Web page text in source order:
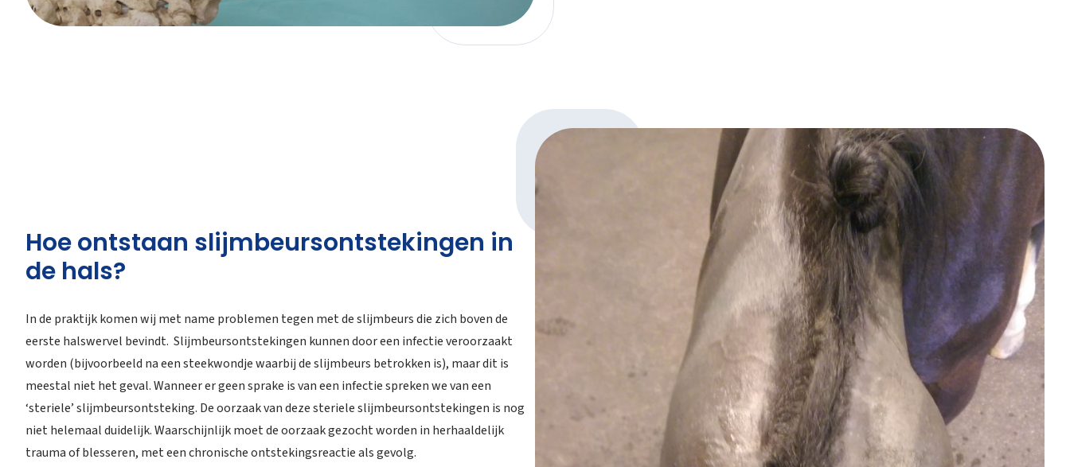
Hoe ontstaan slijmbeursontstekingen in
de hals?
In de praktijk komen wij met name problemen tegen met de slijmbeurs die zich boven de
eerste halswervel bevindt. Slijmbeursontstekingen kunnen door een infectie veroorzaakt
worden (bijvoorbeeld na een steekwondje waarbij de slijmbeurs betrokken is), maar dit is
meestal niet het geval. Wanneer er geen sprake is van een infectie spreken we van een
‘steriele’ slijmbeursontsteking. De oorzaak van deze steriele slijmbeursontstekingen is nog
niet helemaal duidelijk. Waarschijnlijk moet de oorzaak gezocht worden in herhaaldelijk
trauma of blesseren, met een chronische ontstekingsreactie als gevolg.